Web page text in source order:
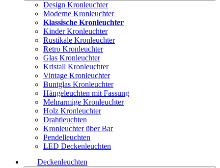
Design Kronleuchter
Moderne Kronleuchter
Klassische Kronleuchter
Kinder Kronleuchter
Rustikale Kronleuchter
Retro Kronleuchter
Glas Kronleuchter
Kristall Kronleuchter
Vintage Kronleuchter
Buntglas Kronleuchter
Hängeleuchten mit Fassung
Mehrarmige Kronleuchter
Holz Kronleuchter
Drahtleuchten
Kronleuchter über Bar
Pendelleuchten
LED Deckenleuchten
Deckenleuchten